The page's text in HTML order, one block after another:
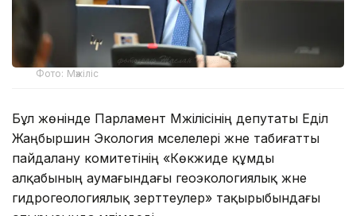
Фото: Мәжіліс
Бұл жөнінде Парламент Мәжілісінің депутаты Еділ
Жаңбыршин Экология мәселелері және табиғатты
пайдалану комитетінің «Көкжиде құмды
алқабының аумағындағы геоэкологиялық және
гидрогеологиялық зерттеулер» тақырыбындағы